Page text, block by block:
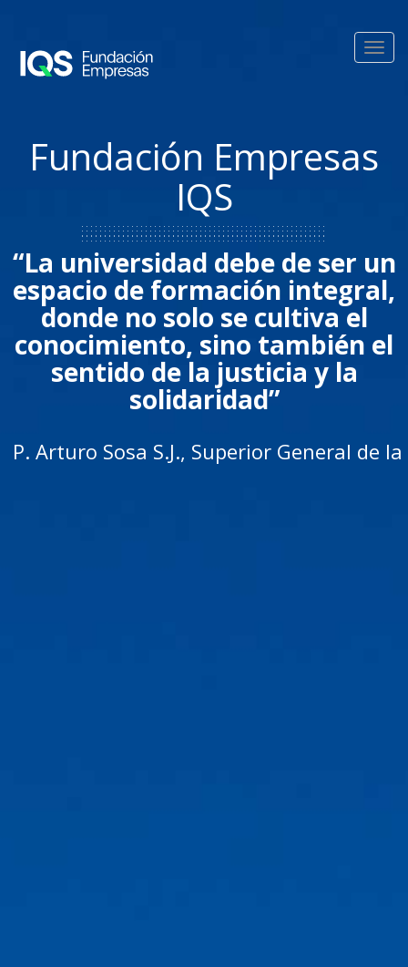
Fundación Empresas
IQS
“La universidad debe de ser un
espacio de formación integral,
donde no solo se cultiva el
conocimiento, sino también el
sentido de la justicia y la
solidaridad”
P. Arturo Sosa S.J., Superior General de